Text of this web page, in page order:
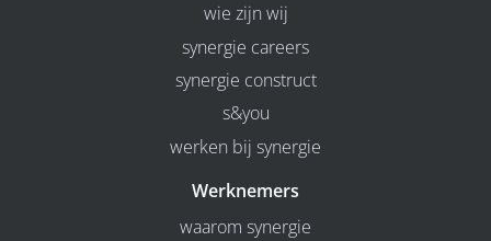
wie zijn wij
synergie careers
synergie construct
s&you
werken bij synergie
Werknemers
waarom synergie